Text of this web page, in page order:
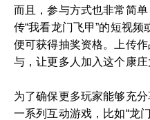
而且，参与方式也非常简
传“我看龙门飞甲”的短视频
便可获得抽奖资格。上传
与，让更多人加入这个康庄
为了确保更多玩家能够充
一系列互动游戏，比如“龙